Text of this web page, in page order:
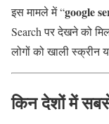
इस मामले में “google
Search पर देखने को
लोगों को खाली स्क्रीन
किन देशों में